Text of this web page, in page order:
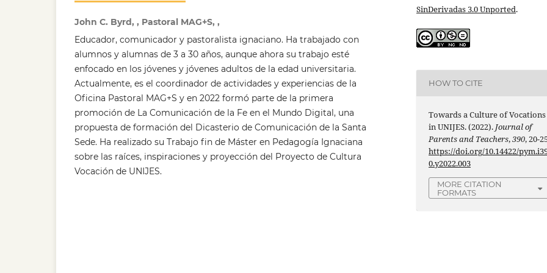
John C. Byrd, , Pastoral MAG+S, ,
Educador, comunicador y pastoralista ignaciano. Ha trabajado con
alumnos y alumnas de 3 a 30 años, aunque ahora su trabajo esté
enfocado en los jóvenes y jóvenes adultos de la edad universitaria.
Actualmente, es el coordinador de actividades y experiencias de la
Oficina Pastoral MAG+S y en 2022 formó parte de la primera
promoción de La Comunicación de la Fe en el Mundo Digital, una
propuesta de formación del Dicasterio de Comunicación de la Santa
Sede. Ha realizado su Trabajo fin de Máster en Pedagogía Ignaciana
sobre las raíces, inspiraciones y proyección del Proyecto de Cultura
Vocación de UNIJES.
SinDerivadas 3.0 Unported.
HOW TO CITE
Towards a Culture of Vocations
in UNIJES. (2022). Journal of
Parents and Teachers,390, 20-
https://doi.org/10.14422/
0.y2022.003
MORE CITATION
FORMATS